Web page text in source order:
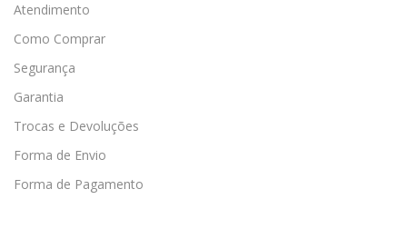
Atendimento
Como Comprar
Segurança
Garantia
Trocas e Devoluções
Forma de Envio
Forma de Pagamento